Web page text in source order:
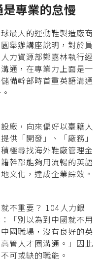
專業的怠慢
最大的運動鞋製造廠商
舉辦講座說明，對於員
力資源部鄭嘉林執行經
通，在專業力上面是一
備幹部時首重英語溝通
廠，向來偏好以臺籍人
供「開發」、「廠務」
極尋找海外鞋廠管理金
幹部能夠用流暢的英語
文化，達成企業綜效。
不重要？ 104人力銀
「別以為到中國就不用
國職場，沒有良好的英
管人才圈溝通。」因此
可或缺的職能。